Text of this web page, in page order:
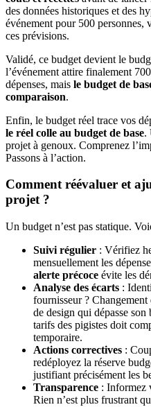
des données historiques et des
événement pour 500 personnes,
ces prévisions.
Validé, ce budget devient le
l’événement attire finalement
dépenses, mais le budget de
comparaison.
Enfin, le budget réel trace vos
le réel colle au budget de base.
projet à genoux. Comprenez
Passons à l’action.
Comment réévaluer et
projet ?
Un budget n’est pas statique.
Suivi régulier : Vérifiez
mensuellement les
alerte précoce évite les
Analyse des écarts :
fournisseur ?
de design qui dépasse son
tarifs des pigistes doit
temporaire.
Actions correctives :
redéployez la réserve
justifiant précisément les
Transparence : Informez
Rien n’est plus frustrant